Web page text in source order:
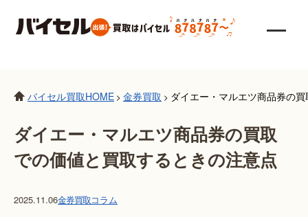
バイセル買取HOME > 金券買取 > ダイエー・マルエツ商品券の
ダイエー・マルエツ商品券の買取
での価値と買取するときの注意点
2025.11.06金券買取コラム